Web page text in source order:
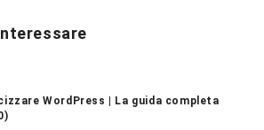
WordPress | La guida completa